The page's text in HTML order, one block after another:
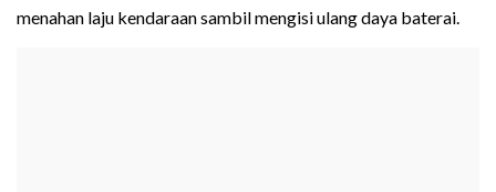
menahan laju kendaraan sambil mengisi ulang daya baterai.